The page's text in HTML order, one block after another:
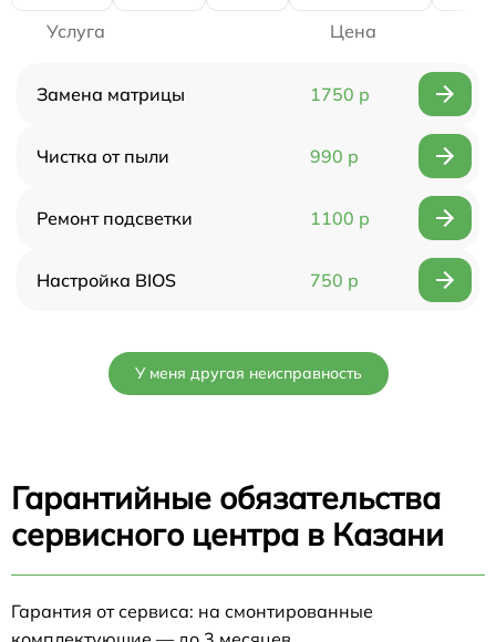
Услуга Цена
Замена матрицы 1750 р
Чистка от пыли 990 р
Ремонт подсветки 1100 р
Настройка BIOS 750 р
У меня другая неисправность
Гарантийные обязательства
сервисного центра в Казани
Гарантия от сервиса: на смонтированные